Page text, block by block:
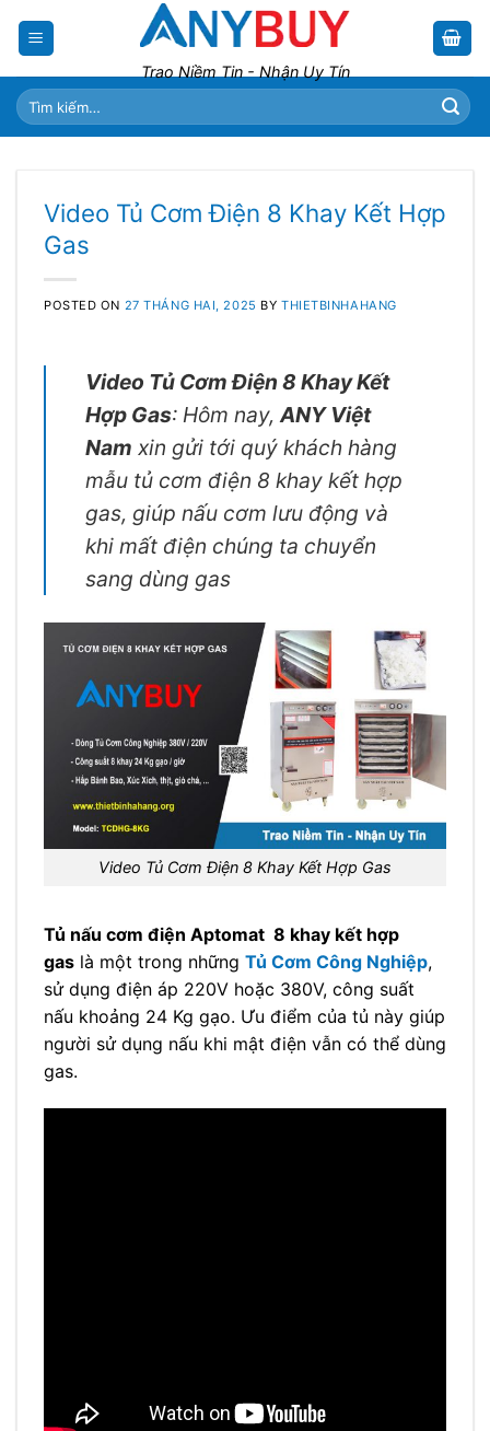
Trao Niềm Tin - Nhận Uy Tín
Tìm
kiếm:
Video Tủ Cơm Điện 8 Khay Kết Hợp
Gas
POSTED ON 27 THÁNG HAI, 2025 BY THIETBINHAHANG
Video Tủ Cơm Điện 8 Khay Kết
Hợp Gas: Hôm nay,ANY Việt
Nam xin gửi tới quý khách hàng
mẫu tủ cơm điện 8 khay kết hợp
gas, giúp nấu cơm lưu động và
khi mất điện chúng ta chuyển
sang dùng gas
Video Tủ Cơm Điện 8 Khay Kết Hợp Gas
Tủ nấu cơm điện Aptomat 8 khay kết hợp
gas là một trong những Tủ Cơm Công Nghiệp,
sử dụng điện áp 220V hoặc 380V, công suất
nấu khoảng 24 Kg gạo. Ưu điểm của tủ này giúp
người sử dụng nấu khi mật điện vẫn có thể dùng
gas.